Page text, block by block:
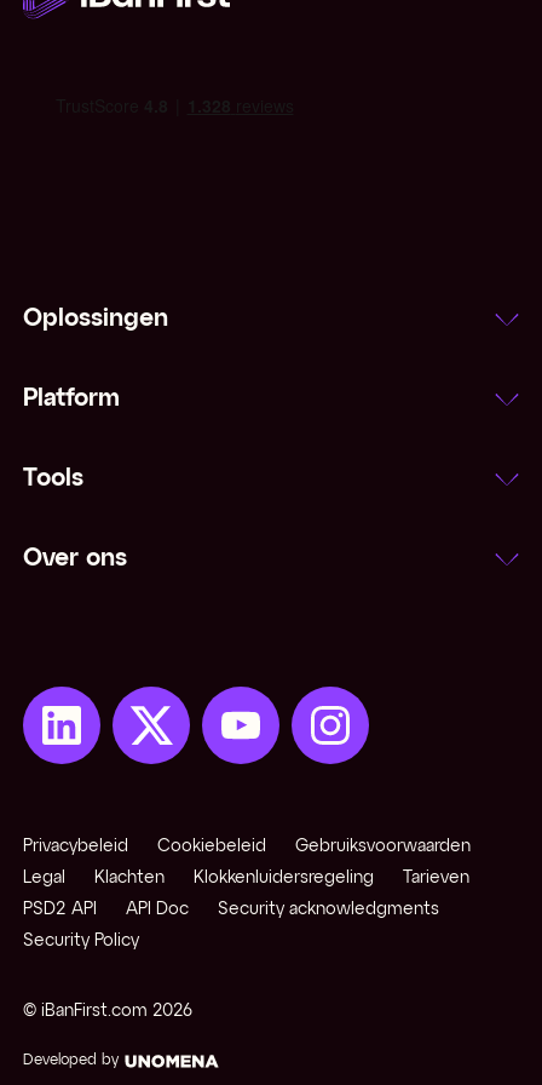
Notering
Open positie
Opkomende / exotische valuta
Oplossingen
Platform
Tools
Over ons
© iBanFirst.com 2026
Developed by
Privacybeleid Cookiebeleid
Gebruiksvoorwaarden
Legal
Klachten Klokkenluidersregeling
Tarieven
PSD2 API
API Doc
Security acknowledgments
Security Policy